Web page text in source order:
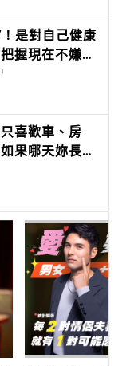
是對自己健康
握現在不嫌
喜歡車、房
果哪天妳長大